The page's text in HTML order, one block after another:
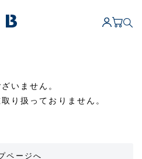
いません。
り扱っておりません。
ページへ